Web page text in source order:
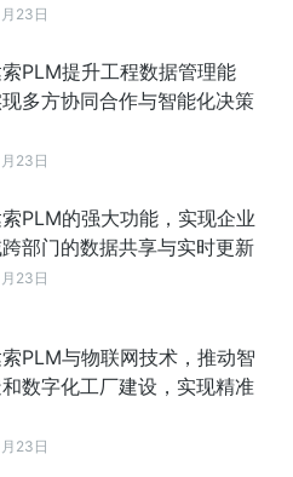
23日
PLM提升工程数据管理能
多方协同合作与智能化决策
23日
PLM的强大功能，实现企业
部门的数据共享与实时更新
23日
PLM与物联网技术，推动智
数字化工厂建设，实现精准
23日